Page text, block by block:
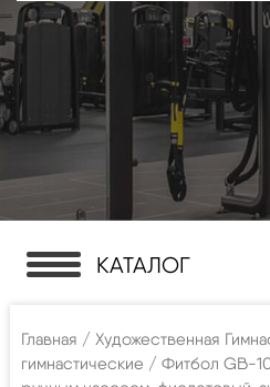
КАТАЛОГ
Главная / Художественная
гимнастические / Фитбол GB-